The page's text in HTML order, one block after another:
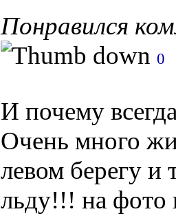
Понравился
0
И почему
Очень много
левом берегу и
льду!!! на фото